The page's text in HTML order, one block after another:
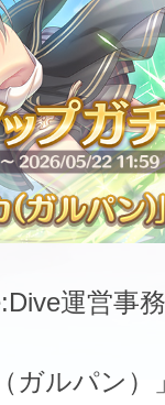
運営事
ガルパン